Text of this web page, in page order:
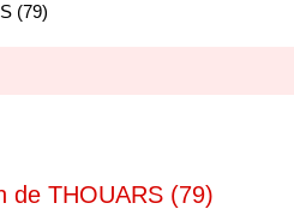
(79)
de THOUARS (79)